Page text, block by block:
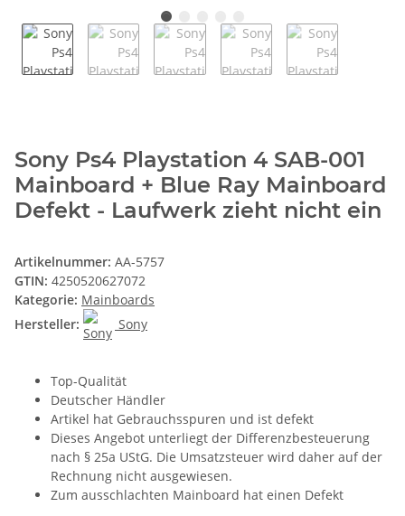
Sony Ps4 Playstation 4 SAB-001
Mainboard + Blue Ray Mainboard
Defekt - Laufwerk zieht nicht ein
Artikelnummer: AA-5757
GTIN: 4250520627072
Kategorie: Mainboards
Hersteller:
Sony
Top-Qualität
Deutscher Händler
Artikel hat Gebrauchsspuren und ist defekt
Dieses Angebot unterliegt der Differenzbesteuerung
nach § 25a UStG. Die Umsatzsteuer wird daher auf der
Rechnung nicht ausgewiesen.
Zum ausschlachten Mainboard hat einen Defekt